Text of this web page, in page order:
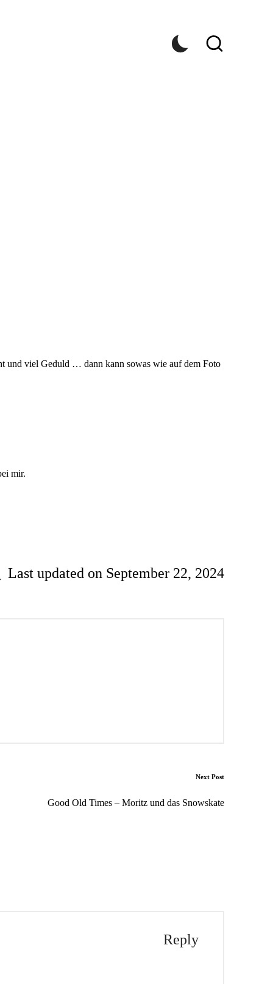
und viel Geduld … dann kann sowas wie auf dem Foto
mir.
Last updated on September 22, 2024
Next Post
Good Old Times – Moritz und das Snowskate
Reply